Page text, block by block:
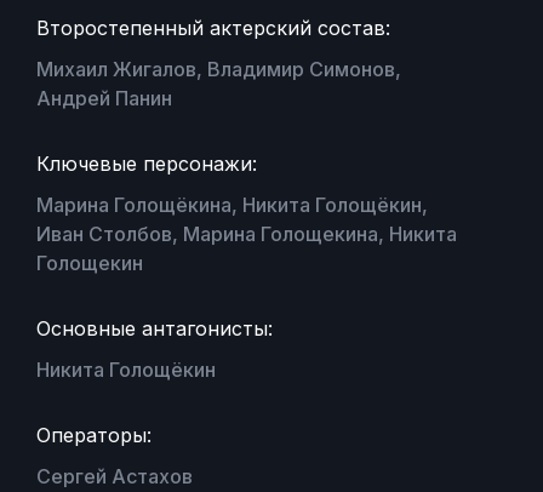
Второстепенный актерский состав:
Михаил Жигалов, Владимир Симонов,
Андрей Панин
Ключевые персонажи:
Марина Голощёкина, Никита Голощёкин,
Иван Столбов, Марина Голощекина, Никита
Голощекин
Основные антагонисты:
Никита Голощёкин
Операторы:
Сергей Астахов